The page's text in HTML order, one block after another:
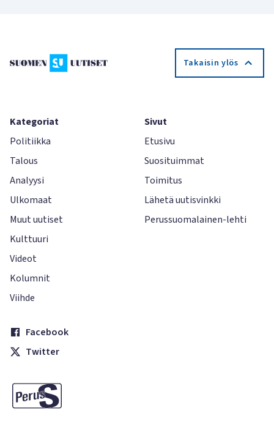
Takaisin ylös
Kategoriat
Politiikka
Talous
Analyysi
Ulkomaat
Muut uutiset
Kulttuuri
Videot
Kolumnit
Viihde
Sivut
Etusivu
Suosituimmat
Toimitus
Lähetä uutisvinkki
Perussuomalainen-lehti
Facebook
Twitter